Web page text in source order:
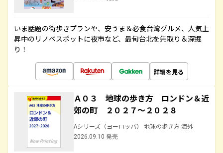
いま話題の街歩きプランや、安うま＆必食台湾グルメ、人気上
昇中のリノベスポットに夜市など、最旬台北を先取り＆深掘
り！
詳細を見る
Ａ０３ 地球の歩き方 ロンドン＆近
郊の町 ２０２７～２０２８
Aシリーズ（ヨーロッパ） 地球の歩き方 海外
2026.09.10 発売